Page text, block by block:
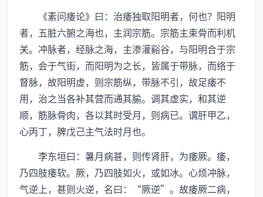
《素问痿论》曰：治痿独取阳明者，何也？阳明
者，五脏六腑之海也，主润宗筋。宗筋主束骨而利机
关。冲脉者，经脉之海，主渗灌谿谷，与阳明合于宗
筋，会于气街，而阳明为之长，皆属于带脉，而络于
督脉，故阳明虚，则宗筋纵，带脉不引，故足痿不
用，治之当各补其营而通其腧。调其虚实，和其逆
顺，筋脉骨肉，各以其时受月，则病已。谓肝甲乙，
心丙丁，脾戊己主气法时月也。
李东垣曰：暑月病甚，则传肾肝，为痿厥。痿，
乃四肢痿软。厥，乃四肢如火，或如冰。心烦冲脉，
气逆上，甚则火逆，名曰：“厥逆”。故痿厥二病，